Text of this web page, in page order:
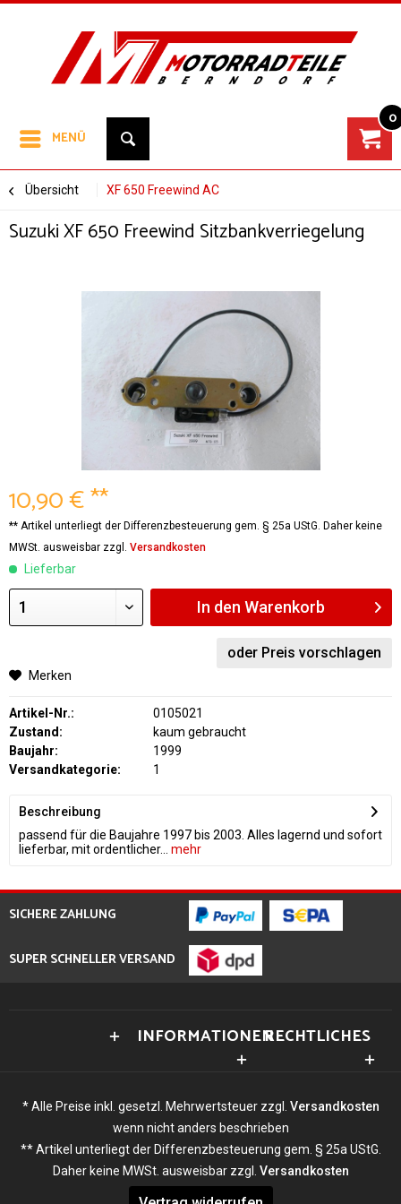
MENÜ
0
Übersicht XF 650 Freewind AC
Suzuki XF 650 Freewind Sitzbankverriegelung
10,90 € **
** Artikel unterliegt der Differenzbesteuerung gem. § 25a UStG. Daher keine
MWSt. ausweisbar zzgl. Versandkosten
Lieferbar
In den Warenkorb
oder Preis vorschlagen
Merken
Artikel-Nr.:
0105021
Zustand:
kaum gebraucht
Baujahr:
1999
Versandkategorie:
1
Beschreibung
passend für die Baujahre 1997 bis 2003. Alles lagernd und sofort
lieferbar, mit ordentlicher...
mehr
SICHERE ZAHLUNG
SUPER SCHNELLER VERSAND
INFORMATIONENRECHTLICHES
* Alle Preise inkl. gesetzl. Mehrwertsteuer zzgl. Versandkosten
wenn nicht anders beschrieben
** Artikel unterliegt der Differenzbesteuerung gem. § 25a UStG.
Daher keine MWSt. ausweisbar zzgl. Versandkosten